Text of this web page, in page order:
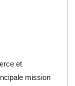
et
mission